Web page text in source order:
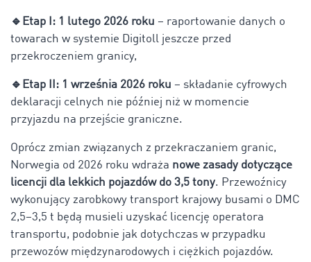
🔹Etap I: 1 lutego 2026 roku – raportowanie danych o
towarach w systemie Digitoll jeszcze przed
przekroczeniem granicy,
🔹Etap II: 1 września 2026 roku – składanie cyfrowych
deklaracji celnych nie później niż w momencie
przyjazdu na przejście graniczne.
Oprócz zmian związanych z przekraczaniem granic,
Norwegia od 2026 roku wdraża nowe zasady dotyczące
licencji dla lekkich pojazdów do 3,5 tony. Przewoźnicy
wykonujący zarobkowy transport krajowy busami o DMC
2,5–3,5 t będą musieli uzyskać licencję operatora
transportu, podobnie jak dotychczas w przypadku
przewozów międzynarodowych i ciężkich pojazdów.